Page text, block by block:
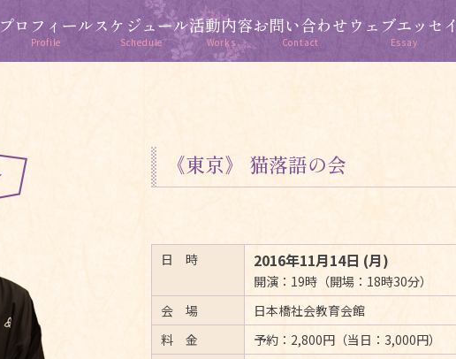
プロフィール
Profile
スケジュール
Schedule
活動内容
Works
お問い合わせ
Contact
ウェブエッセイ
Essay
《東京》 猫落語の会
日 時 2016年11月14日 (月)
開演：19時（開場：18時30分）
会 場
日本橋社会教育会館
料 金
予約：2,800円（当日：3,000円）